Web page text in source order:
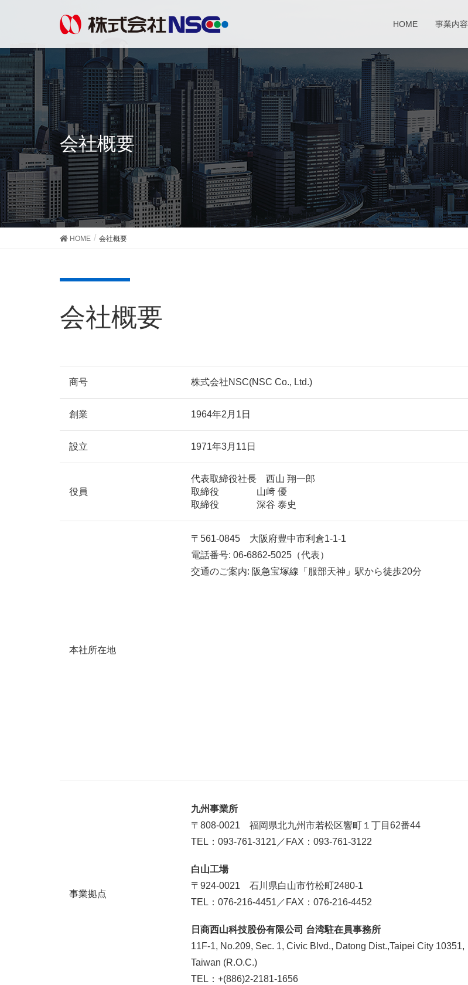
HOME 事業内容
会社概要
HOME 会社概要
会社概要
商号 株式会社NSC(NSC Co., Ltd.)
創業 1964年2月1日
設立 1971年3月11日
役員
代表取締役社長 西山 翔一郎
取締役 山﨑 優
取締役 深谷 泰史
本社所在地
〒561-0845 大阪府豊中市利倉1-1-1
電話番号: 06-6862-5025（代表）
交通のご案内: 阪急宝塚線「服部天神」駅から徒歩20分
事業拠点
九州事業所
〒808-0021 福岡県北九州市若松区響町１丁目62番44
TEL：093-761-3121／FAX：093-761-3122
白山工場
〒924-0021 石川県白山市竹松町2480-1
TEL：076-216-4451／FAX：076-216-4452
日商西山科技股份有限公司 台湾駐在員事務所
11F-1, No.209, Sec. 1, Civic Blvd., Datong Dist.,Taipei City 10351,
Taiwan (R.O.C.)
TEL：+(886)2-2181-1656